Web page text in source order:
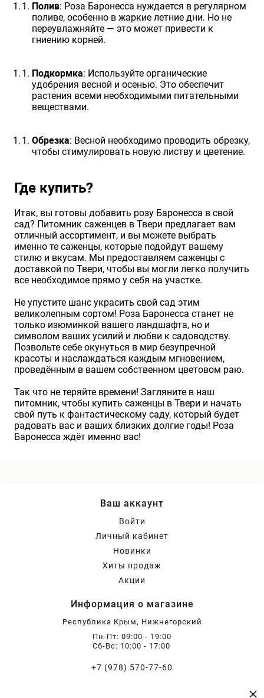
Полив: Роза Баронесса нуждается в регулярном
поливе, особенно в жаркие летние дни. Но не
переувлажняйте — это может привести к
гниению корней.
Подкормка: Используйте органические
удобрения весной и осенью. Это обеспечит
растения всеми необходимыми питательными
веществами.
Обрезка: Весной необходимо проводить обрезку,
чтобы стимулировать новую листву и цветение.
Где купить?
Итак, вы готовы добавить розу Баронесса в свой
сад? Питомник саженцев в Твери предлагает вам
отличный ассортимент, и вы можете выбрать
именно те саженцы, которые подойдут вашему
стилю и вкусам. Мы предоставляем саженцы с
доставкой по Твери, чтобы вы могли легко получить
все необходимое прямо у себя на участке.
Не упустите шанс украсить свой сад этим
великолепным сортом! Роза Баронесса станет не
только изюминкой вашего ландшафта, но и
символом ваших усилий и любви к садоводству.
Позвольте себе окунуться в мир безупречной
красоты и наслаждаться каждым мгновением,
проведённым в вашем собственном цветовом раю.
Так что не теряйте времени! Загляните в наш
питомник, чтобы купить саженцы в Твери и начать
свой путь к фантастическому саду, который будет
радовать вас и ваших близких долгие годы! Роза
Баронесса ждёт именно вас!
Ваш аккаунт
Войти
Личный кабинет
Новинки
Хиты продаж
Акции
Информация о магазине
Республика Крым, Нижнегорский
Пн-Пт: 09:00 - 19:00
Сб-Вс: 10:00 - 17:00
+7 (978) 570-77-60
×